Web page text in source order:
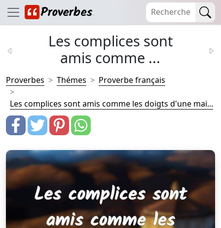
Les complices sont
amis comme ...
Proverbes Thémes Proverbe français
Les complices sont amis comme les doigts d'une mai...